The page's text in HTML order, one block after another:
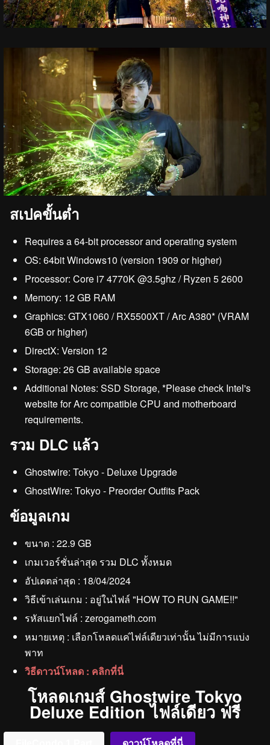
สเปคขั้นต่ำ
Requires a 64-bit processor and operating system
OS: 64bit Windows10 (version 1909 or higher)
Processor: Core i7 4770K @3.5ghz / Ryzen 5 2600
Memory: 12 GB RAM
Graphics: GTX1060 / RX5500XT / Arc A380* (VRAM
6GB or higher)
DirectX: Version 12
Storage: 26 GB available space
Additional Notes: SSD Storage, *Please check Intel's
website for Arc compatible CPU and motherboard
requirements.
รวม DLC แล้ว
Ghostwire: Tokyo - Deluxe Upgrade
GhostWire: Tokyo - Preorder Outfits Pack
ข้อมูลเกม
ขนาด : 22.9 GB
เกมเวอร์ชั่นล่าสุด รวม DLC ทั้งหมด
อัปเดตล่าสุด : 18/04/2024
วิธีเข้าเล่นเกม : อยู่ในไฟล์ "HOW TO RUN GAME!!"
รหัสแยกไฟล์ : zerogameth.com
หมายเหตุ : เลือกโหลดแค่ไฟล์เดียวเท่านั้น ไม่มีการแบ่ง
พาท
วิธีดาวน์โหลด : คลิกที่นี่
โหลดเกมส์ Ghostwire Tokyo
Deluxe Edition ไฟล์เดียว ฟรี